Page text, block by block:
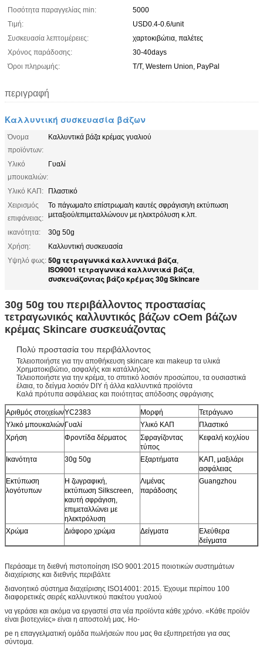
Ποσότητα παραγγελίας min:
5000
Τιμή:
USD0.4-0.6/unit
Συσκευασία λεπτομέρειες:
χαρτοκιβώτια, παλέτες
Χρόνος παράδοσης:
30-40days
Όροι πληρωμής:
T/T, Western Union, PayPal
περιγραφή
Καλλυντική συσκευασία βάζων
Όνομα
προϊόντων:
Καλλυντικά βάζα κρέμας γυαλιού
Υλικό
μπουκαλιών:
Γυαλί
Υλικό ΚΑΠ:
Πλαστικό
Χειρισμός
επιφάνειας:
Το πάγωμα/το επίστρωμα/η καυτές σφράγιση/η εκτύπωση
μεταξιού/επιμεταλλώνουν με ηλεκτρόλυση κ.λπ.
ικανότητα:
30g 50g
Χρήση:
Καλλυντική συσκευασία
Υψηλό φως: 50g τετραγωνικά καλλυντικά βάζα,
ISO9001 τετραγωνικά καλλυντικά βάζα,
συσκευάζοντας βάζο κρέμας 30g Skincare
30g 50g του περιβάλλοντος προστασίας
τετραγωνικός καλλυντικός βάζων cOem βάζων
κρέμας Skincare συσκευάζοντας
Πολύ προστασία του περιβάλλοντος
Τελειοποιήστε για την αποθήκευση skincare και makeup τα υλικά
Χρηματοκιβώτιο, ασφαλής και κατάλληλος
Τελειοποιήστε για την κρέμα, το σπιτικό λοσιόν προσώπου, τα ουσιαστικά
έλαια, το δείγμα λοσιόν DIY ή άλλα καλλυντικά προϊόντα
Καλά πρότυπα ασφάλειας και ποιότητας απόδοσης σφράγισης
Αριθμός στοιχείωνYC2383 Μορφή
Τετράγωνο
Υλικό μπουκαλιώνΓυαλί Υλικό ΚΑΠ
Πλαστικό
Χρήση
Φροντίδα δέρματος
Σφραγίζοντας
τύπος
Κεφαλή κοχλίου
Ικανότητα 30g 50g Εξαρτήματα
ΚΑΠ, μαξιλάρι
ασφάλειας
Εκτύπωση
λογότυπων
Η ζωγραφική,
εκτύπωση Silkscreen,
καυτή σφράγιση,
επιμεταλλώνει με
ηλεκτρόλυση
Λιμένας
παράδοσης
Guangzhou
Χρώμα Διάφορο χρώμα Δείγματα
Ελεύθερα
δείγματα
Περάσαμε τη διεθνή πιστοποίηση ISO 9001:2015 ποιοτικών συστημάτων
διαχείρισης και διεθνής περιβάλτε
διανοητικό σύστημα διαχείρισης ISO14001: 2015. Έχουμε περίπου 100
διαφορετικές σειρές καλλυντικού πακέτου γυαλιού
να γεράσει και ακόμα να εργαστεί στα νέα προϊόντα κάθε χρόνο. «Κάθε προϊόν
είναι βιοτεχνίες» είναι η αποστολή μας. Ho-
pe η επαγγελματική ομάδα πωλήσεών που μας θα εξυπηρετήσει για σας
σύντομα.